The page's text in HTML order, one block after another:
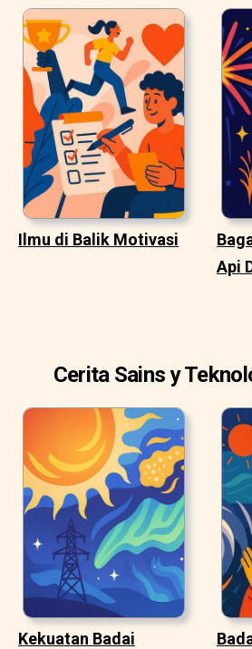
Ilmu di Balik Motivasi
Api
Cerita Sains y
Kekuatan Badai